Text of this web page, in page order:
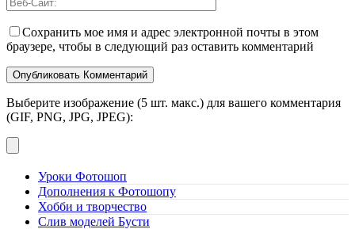
Сохранить мое имя и адрес электронной почты в этом
браузере, чтобы в следующий раз оставить комментарий
Выберите изображение (5 шт. макс.) для вашего комментария
(GIF, PNG, JPG, JPEG):
Уроки Фотошоп
Дополнения к Фотошопу
Хобби и творчество
Слив моделей Бусти